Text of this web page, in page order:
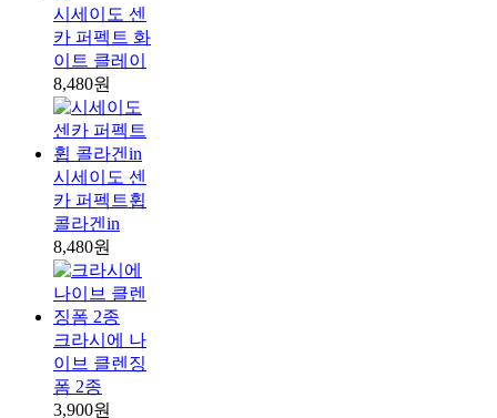
시세이도 센
카 퍼펙트 화
이트 클레이
8,480원
시세이도 센
카 퍼펙트휩
콜라겐in
8,480원
크라시에 나
이브 클렌징
폼 2종
3,900원